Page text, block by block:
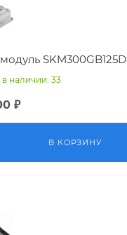
SKM300GB125D
в наличии: 33
₽
В КОРЗИНУ